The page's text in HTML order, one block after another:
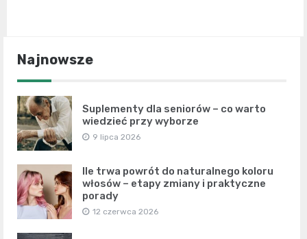
Najnowsze
Suplementy dla seniorów – co warto
wiedzieć przy wyborze
9 lipca 2026
Ile trwa powrót do naturalnego koloru
włosów – etapy zmiany i praktyczne
porady
12 czerwca 2026